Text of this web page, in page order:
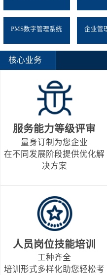
PMS数字管理系统 企业管
核心业务
服务能力等级评审
量身订制为您企业
在不同发展阶段提供优化解
决方案
人员岗位技能培训
工种齐全
培训形式多样化助您轻松考